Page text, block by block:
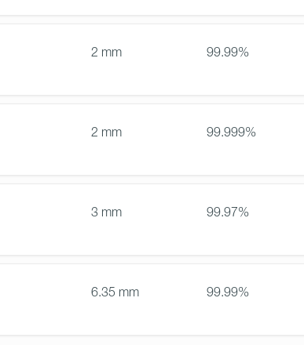
2 mm 99.99%
2 mm 99.999%
3 mm 99.97%
6.35 mm 99.99%